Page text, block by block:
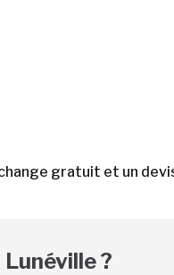
gratuit et un
Lunéville?